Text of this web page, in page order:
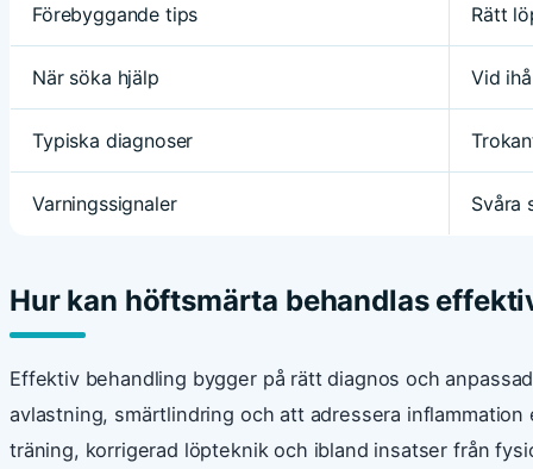
Förebyggande tips Rätt
När söka hjälp Vid
Typiska diagnoser
Varningssignaler Svåra
Hur kan höftsmärta behandlas
Effektiv behandling bygger på rätt diagnos och
avlastning, smärtlindring och att adressera
träning, korrigerad löpteknik och ibland insatser från